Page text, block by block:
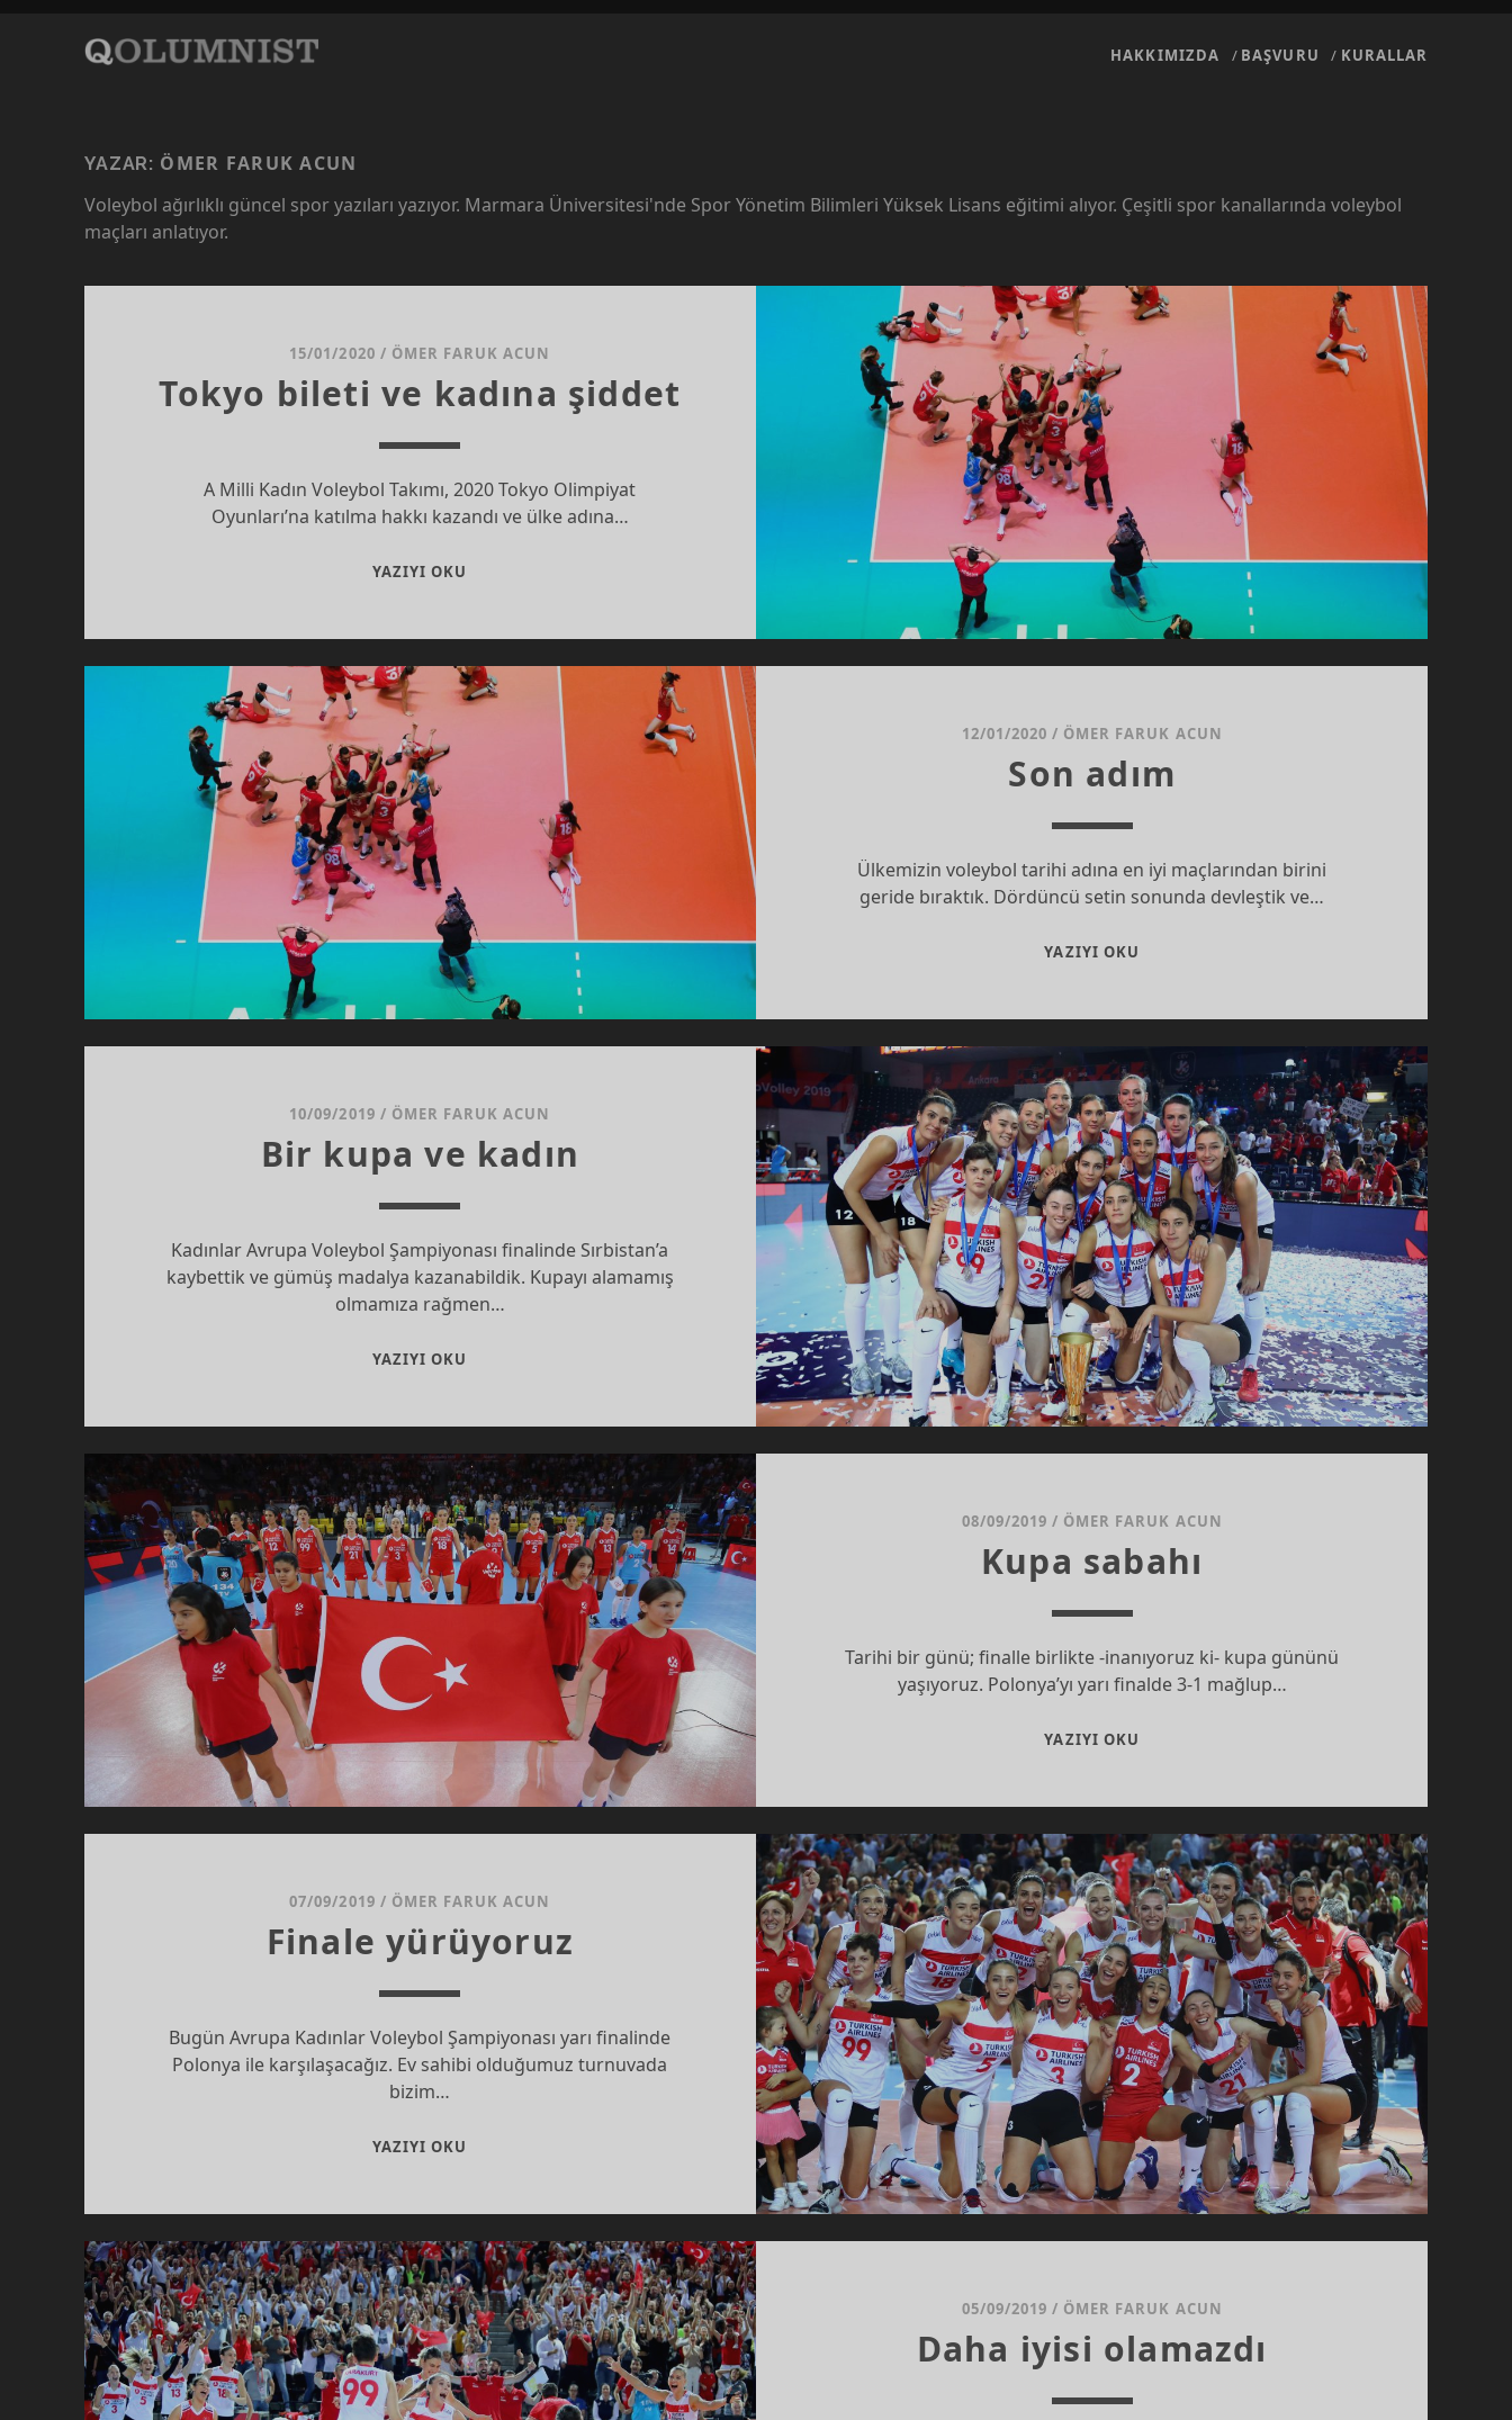
HAKKIMIZDA BAŞVURU KURALLAR
YAZAR: ÖMER FARUK ACUN
Voleybol ağırlıklı güncel spor yazıları yazıyor. Marmara Üniversitesi'nde Spor Yönetim Bilimleri Yüksek Lisans eğitimi alıyor. Çeşitli spor kanallarında voleybol
maçları anlatıyor.
15/01/2020 / ÖMER FARUK ACUN
Tokyo bileti ve kadına şiddet
A Milli Kadın Voleybol Takımı, 2020 Tokyo Olimpiyat
Oyunları’na katılma hakkı kazandı ve ülke adına…
YAZIYI OKU
ŞIDDET
12/01/2020 / ÖMER FARUK ACUN
Son adım
Ülkemizin voleybol tarihi adına en iyi maçlarından birini
geride bıraktık. Dördüncü setin sonunda devleştik ve…
YAZIYI OKU
10/09/2019 / ÖMER FARUK ACUN
Bir kupa ve kadın
Kadınlar Avrupa Voleybol Şampiyonası finalinde Sırbistan’a
kaybettik ve gümüş madalya kazanabildik. Kupayı alamamış
olmamıza rağmen…
YAZIYI OKU
08/09/2019 / ÖMER FARUK ACUN
Kupa sabahı
Tarihi bir günü; finalle birlikte -inanıyoruz ki- kupa gününü
yaşıyoruz. Polonya’yı yarı finalde 3-1 mağlup…
YAZIYI OKU
07/09/2019 / ÖMER FARUK ACUN
Finale yürüyoruz
Bugün Avrupa Kadınlar Voleybol Şampiyonası yarı finalinde
Polonya ile karşılaşacağız. Ev sahibi olduğumuz turnuvada
bizim…
YAZIYI OKU
05/09/2019 / ÖMER FARUK ACUN
Daha iyisi olamazdı